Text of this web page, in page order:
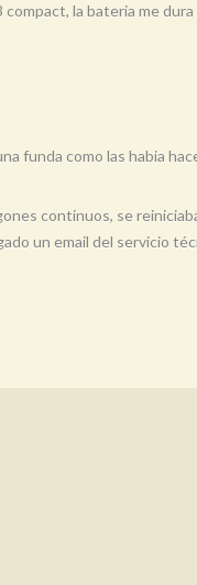
la bateria me dura
funda como las habia
continuos, se
un email del servicio